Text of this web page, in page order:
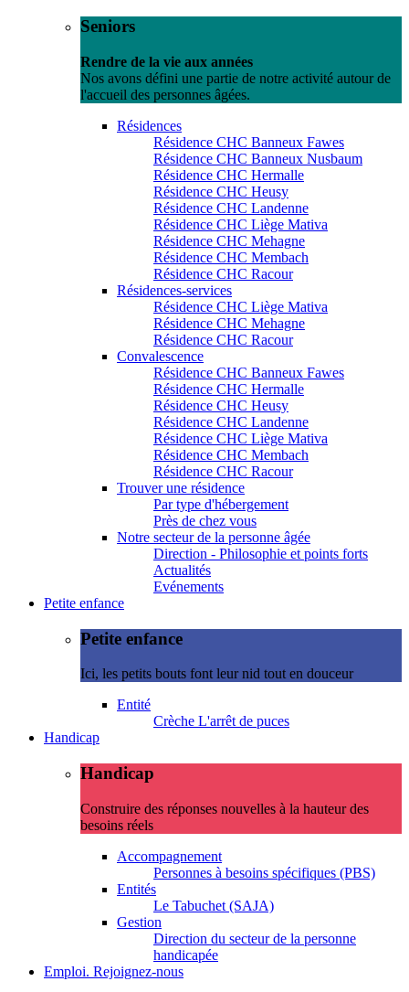
Seniors
Rendre de la vie aux années
Nos avons défini une partie de notre activité autour de
l'accueil des personnes âgées.
Résidences
Résidence CHC Banneux Fawes
Résidence CHC Banneux Nusbaum
Résidence CHC Hermalle
Résidence CHC Heusy
Résidence CHC Landenne
Résidence CHC Liège Mativa
Résidence CHC Mehagne
Résidence CHC Membach
Résidence CHC Racour
Résidences-services
Résidence CHC Liège Mativa
Résidence CHC Mehagne
Résidence CHC Racour
Convalescence
Résidence CHC Banneux Fawes
Résidence CHC Hermalle
Résidence CHC Heusy
Résidence CHC Landenne
Résidence CHC Liège Mativa
Résidence CHC Membach
Résidence CHC Racour
Trouver une résidence
Par type d'hébergement
Près de chez vous
Notre secteur de la personne âgée
Direction - Philosophie et points forts
Actualités
Evénements
Petite enfance
Petite enfance
Ici, les petits bouts font leur nid tout en douceur
Entité
Crèche L'arrêt de puces
Handicap
Handicap
Construire des réponses nouvelles à la hauteur des
besoins réels
Accompagnement
Personnes à besoins spécifiques (PBS)
Entités
Le Tabuchet (SAJA)
Gestion
Direction du secteur de la personne
handicapée
Emploi. Rejoignez-nous